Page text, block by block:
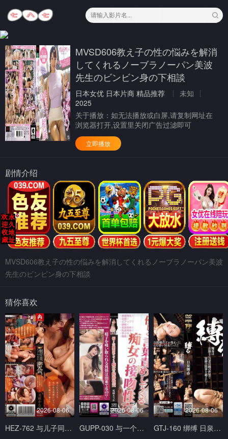
MVSD606教え子の性の悩みを解消
してくれるノーブラノーパン美波
先生のビンビン身の下相談
日本女优 日本片商 精品推荐
未知
2025
关于播放： 如无法播放或白屏,请复制网址在
浏览器打开,设置里关闭广告过滤即可
立即播放
剧情介绍
MVSD606教え子の性の悩みを解消してくれるノーブラノーパン美波
先生のビンビン身の下相談
猜你喜欢
2026-08-06
HEZ-762 与儿子同学父亲每周一天在地下营业见面酒吧幽会。 白石あきほ,美咲かんな ホットエンターテイメント
2026-08-06
GUPP-030 与一个用言语温柔挑逗你的荡妇接吻性爱 Erika Ozaki 尾崎えりか GUPPI-妄想族
2026-08-06
GTJ-160 绑缚 日泉舞香 ドグマ